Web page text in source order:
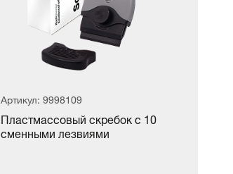
Артикул: 9998109
Пластмассовый скребок с 10
сменными лезвиями